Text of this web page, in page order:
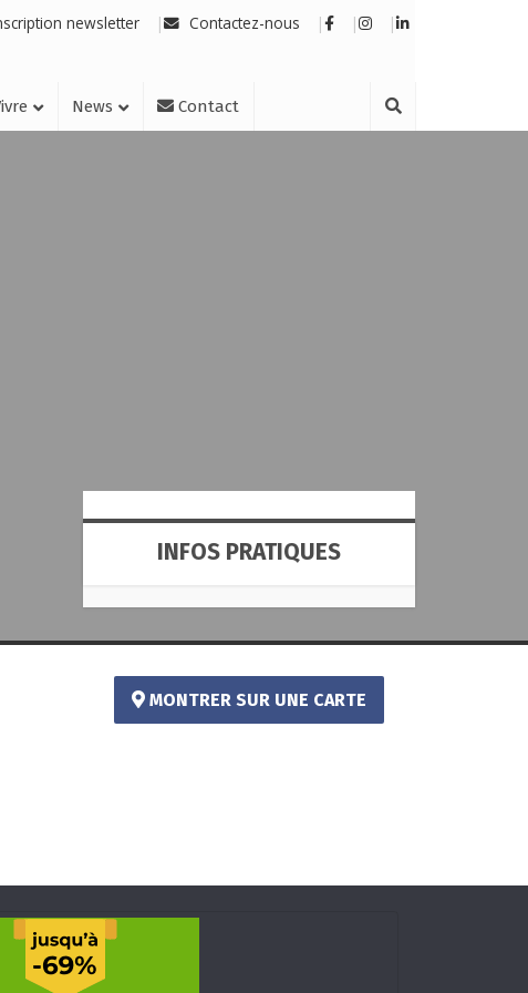
newsletter Contactez-nous
News Contact
INFOS PRATIQUES
MONTRER SUR UNE CARTE